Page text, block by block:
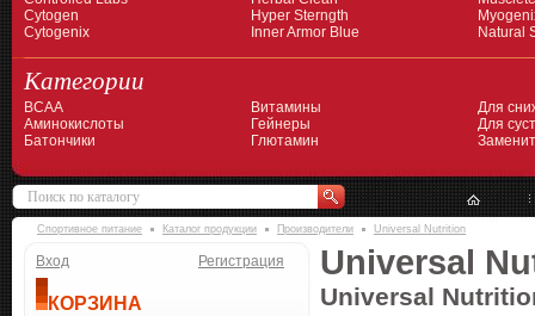
Cytogen
Cytogenix
Hyper Sterngth
Inner Armor Blue
Natural
Категории
BCAA
Аминокислоты
Батончики
Витамины
Гейнеры
Глютамин
Для
Для
Спортивное питание Каталог продукции Производители Universal Nutrition
Вход Регистрация
КОРЗИНА
Universal
Universal